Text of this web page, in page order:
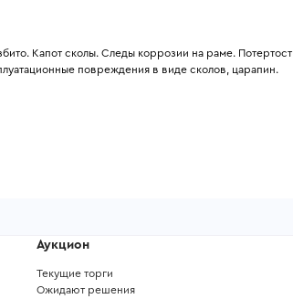
Капот сколы. Следы коррозии на раме.
повреждения в виде сколов, царапин.
Аукцион
Текущие торги
Ожидают решения